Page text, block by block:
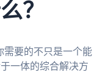
？
需要的不只是一个能
一体的综合解决方